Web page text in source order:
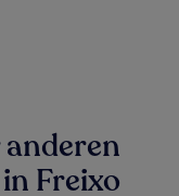
Freixo